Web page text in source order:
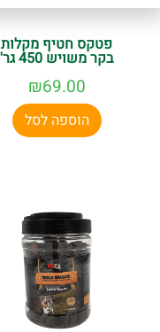
פטקס חטיף מקלות
בקר משויש 450 גר'
₪69.00
הוספה לסל